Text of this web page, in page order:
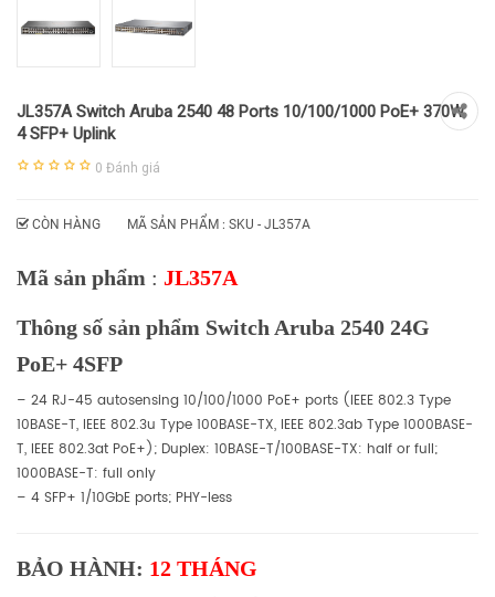
JL357A Switch Aruba 2540 48 Ports 10/100/1000 PoE+ 370W,
4 SFP+ Uplink
0 Đánh giá
CÒN HÀNG MÃ SẢN PHẨM : SKU - JL357A
Mã sản phẩm : JL357A
Thông số sản phẩm Switch Aruba 2540 24G
PoE+ 4SFP
– 24 RJ-45 autosensing 10/100/1000 PoE+ ports (IEEE 802.3 Type
10BASE-T, IEEE 802.3u Type 100BASE-TX, IEEE 802.3ab Type 1000BASE-
T, IEEE 802.3at PoE+); Duplex: 10BASE-T/100BASE-TX: half or full;
1000BASE-T: full only
– 4 SFP+ 1/10GbE ports; PHY-less
BẢO HÀNH: 12 THÁNG